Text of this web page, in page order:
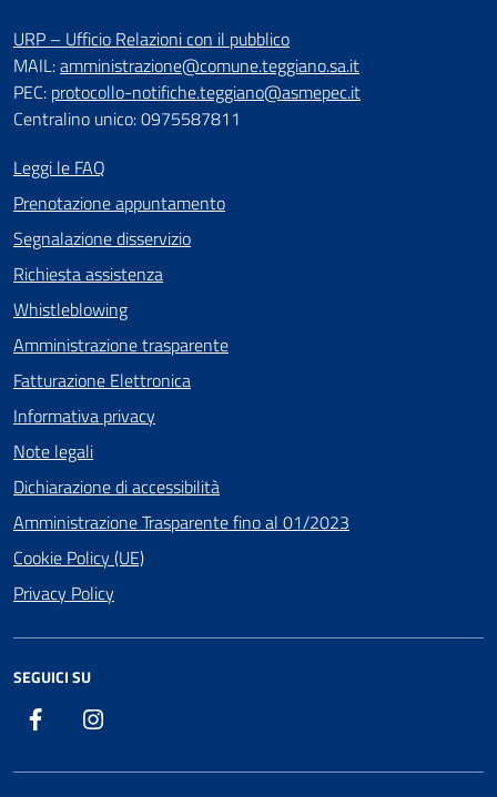
URP – Ufficio Relazioni con il pubblico
MAIL:amministrazione@comune.teggiano.sa.it
PEC: protocollo-notifiche.teggiano@asmepec.it
Centralino unico: 0975587811
Leggi le FAQ
Prenotazione appuntamento
Segnalazione disservizio
Richiesta assistenza
Whistleblowing
Amministrazione trasparente
Fatturazione Elettronica
Informativa privacy
Note legali
Dichiarazione di accessibilità
Amministrazione Trasparente fino al 01/2023
Cookie Policy (UE)
Privacy Policy
SEGUICI SU
Facebook